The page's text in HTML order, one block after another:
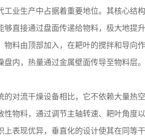
业生产中占据着重要地位。其核心结
直接通过盘面传递给物料，极大地提升
料由顶部加入，在耙叶的搅拌和导向
内，热量通过金属壁面传导至物料层
对流干燥设备相比，它不依赖大量热
物料，通过调节主轴转速、耙叶角度
表现优异，垂直化的设计使其在同等